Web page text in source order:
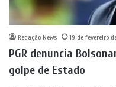
Redação News 19 de fevereiro
PGR denuncia
golpe de Estado